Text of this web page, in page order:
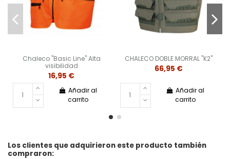
Chaleco "Basic Line" Alta
visibilidad
16,95 €
Añadir al
carrito
CHALECO DOBLE MORRAL "K2"
66,95 €
Añadir al
carrito
Los clientes que adquirieron este producto también
compraron: